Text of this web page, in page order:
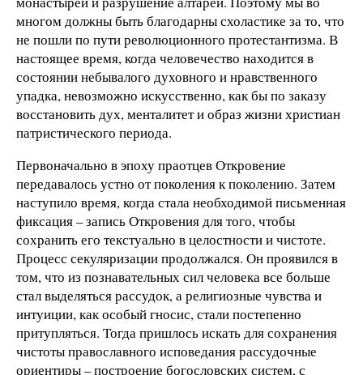
многом должны быть благодарны схоластике за то, что
не пошли по пути революционного протестантизма. В
настоящее время, когда человечество находится в
состоянии небывалого духовного и нравственного
упадка, невозможно искусственно, как бы по заказу
восстановить дух, менталитет и образ жизни христиан
патристического периода.
Первоначально в эпоху праотцев Откровение
передавалось устно от поколения к поколению. Затем
наступило время, когда стала необходимой письменная
фиксация – запись Откровения для того, чтобы
сохранить его текстуально в целостности и чистоте.
Процесс секуляризации продолжался. Он проявился в
том, что из познавательных сил человека все больше
стал выделяться рассудок, а религиозные чувства и
интуиции, как особый гносис, стали постепенно
притупляться. Тогда пришлось искать для сохранения
чистоты православного исповедания рассудочные
ориентиры – построение богословских систем, с